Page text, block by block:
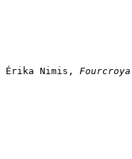
Érika Nimis, Fourcroya